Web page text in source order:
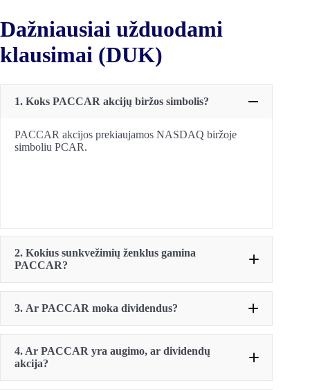
Dažniausiai užduodami
klausimai (DUK)
1. Koks PACCAR akcijų biržos simbolis?
PACCAR akcijos prekiaujamos NASDAQ biržoje
simboliu PCAR.
2. Kokius sunkvežimių ženklus gamina
PACCAR?
3. Ar PACCAR moka dividendus?
4. Ar PACCAR yra augimo, ar dividendų
akcija?